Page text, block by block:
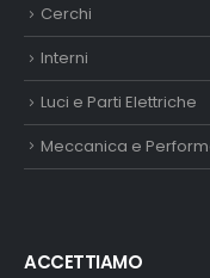
Cerchi
Interni
Luci e Parti Elettriche
Meccanica e
ACCETTIAMO